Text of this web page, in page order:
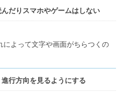
だりスマホやゲームはしない
によって文字や画面がちらつくの
行方向を見るようにする